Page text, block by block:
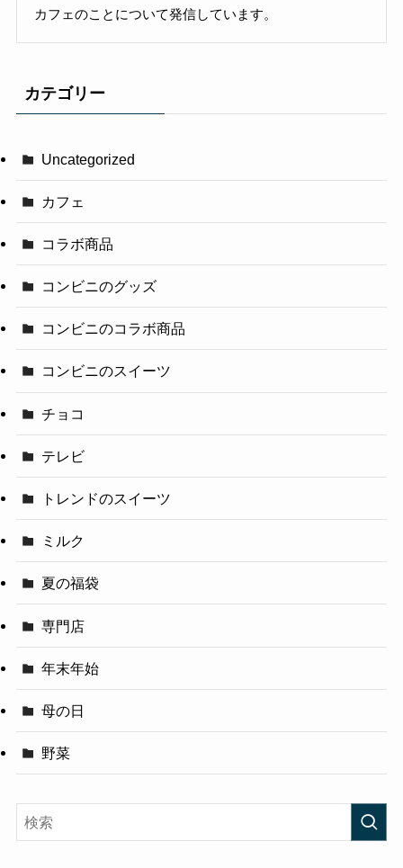
カフェのことについて発信しています。
カテゴリー
Uncategorized
カフェ
コラボ商品
コンビニのグッズ
コンビニのコラボ商品
コンビニのスイーツ
チョコ
テレビ
トレンドのスイーツ
ミルク
夏の福袋
専門店
年末年始
母の日
野菜